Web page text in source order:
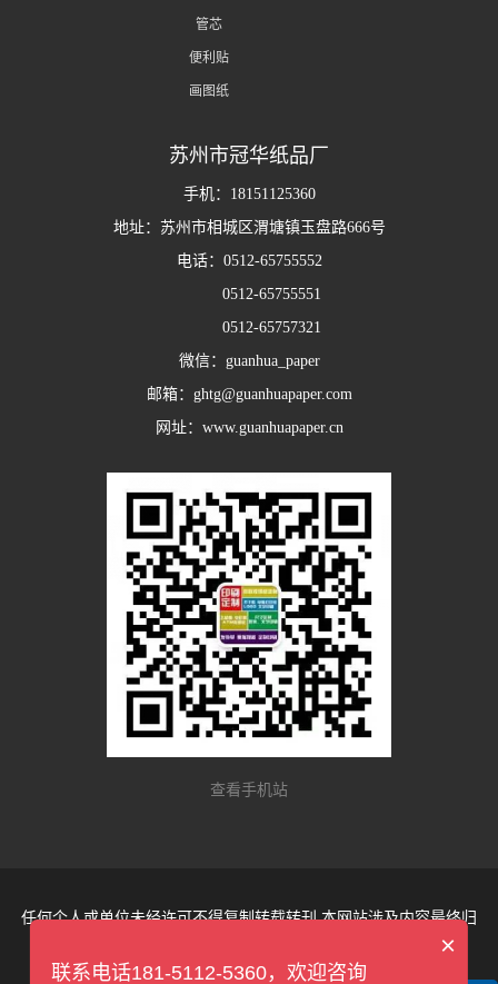
管芯
便利贴
画图纸
苏州市冠华纸品厂
手机：18151125360
地址：苏州市相城区渭塘镇玉盘路666号
电话：0512-65755552
0512-65755551
0512-65757321
微信：guanhua_paper
邮箱：ghtg@guanhuapaper.com
网址：www.guanhuapaper.cn
查看手机站
任何个人或单位未经许可不得复制转载转刊 本网站涉及内容最终归
×
联系电话181-5112-5360，欢迎咨询